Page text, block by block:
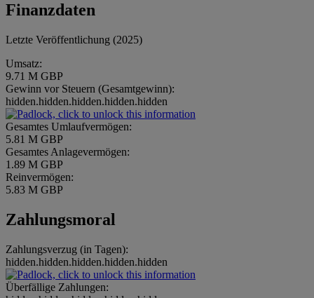
Finanzdaten
Letzte Veröffentlichung (2025)
Umsatz:
9.71 M GBP
Gewinn vor Steuern (Gesamtgewinn):
hidden.hidden.hidden.hidden.hidden
Gesamtes Umlaufvermögen:
5.81 M GBP
Gesamtes Anlagevermögen:
1.89 M GBP
Reinvermögen:
5.83 M GBP
Zahlungsmoral
Zahlungsverzug (in Tagen):
hidden.hidden.hidden.hidden.hidden
Überfällige Zahlungen: